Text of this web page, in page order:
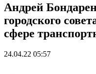
Андрей
городского
сфере
24.04.22 05:57